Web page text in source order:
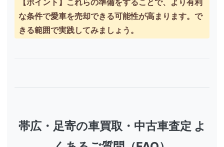
な条件で愛車を売却できる可能性が高まります。で
きる範囲で実践してみましょう。
帯広・足寄の車買取・中古車査定 よ